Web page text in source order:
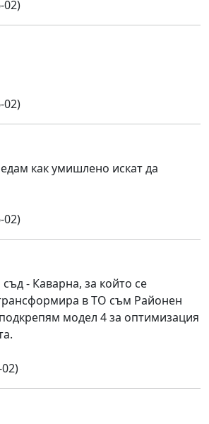
02)
02)
как умишлено искат да
02)
- Каварна, за който се
в ТО съм Районен
модел 4 за оптимизация